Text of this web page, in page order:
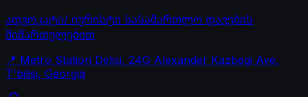
ადვოკატი/ იურისტი სასამართლო დავების
მიმართულებით
📍 Metro Station Delisi, 24G Alexander Kazbegi Ave,
T'bilisi, Georgia